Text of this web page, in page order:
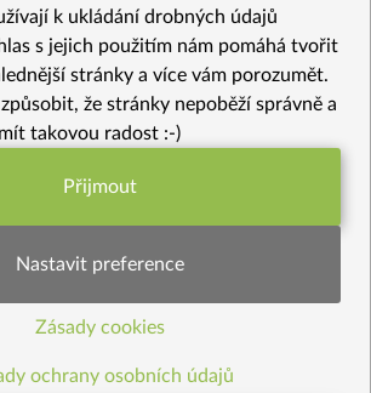
ovocem
se sladkou zeleninou a dýňovým semínkem
k ukládání drobných údajů
s jejich použitím nám pomáhá tvořit
stránky a více vám porozumět.
že stránky nepoběží správně a
takovou radost :-)
potřebujeme (vždy
lepší obsah
Přijmout
Nastavit preference
Zásady cookies
ochrany osobních údajů